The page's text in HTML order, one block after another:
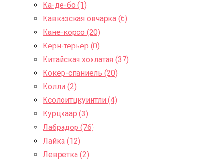
Ка-де-бо (1)
Кавказская овчарка (6)
Кане-корсо (20)
Керн-терьер (0)
Китайская хохлатая (37)
Кокер-спаниель (20)
Колли (2)
Ксолоитцкуинтли (4)
Курцхаар (3)
Лабрадор (76)
Лайка (12)
Левретка (2)